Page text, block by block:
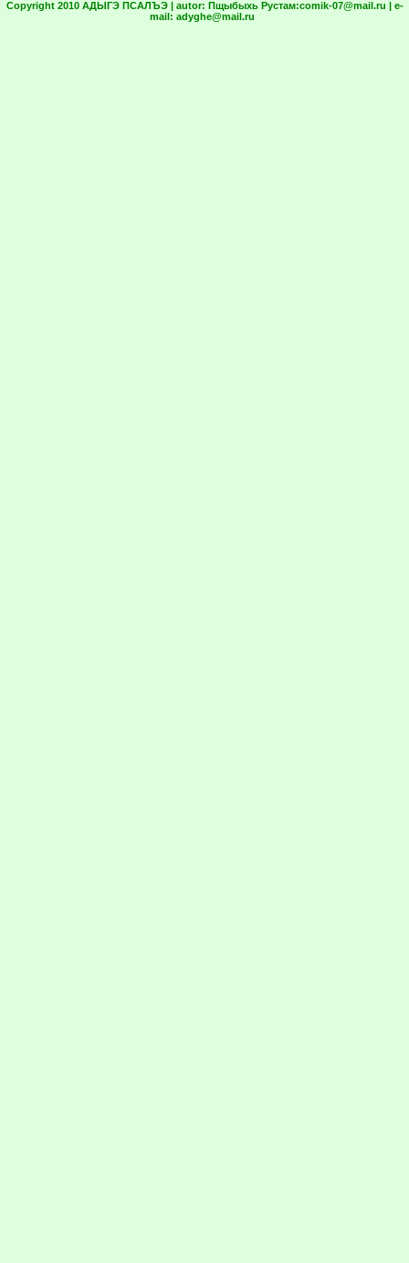
Copyright 2010 АДЫГЭ ПСАЛЪЭ | autor: Пщыбыхь Рустам:comik-07@mail.ru | e-
mail: adyghe@mail.ru